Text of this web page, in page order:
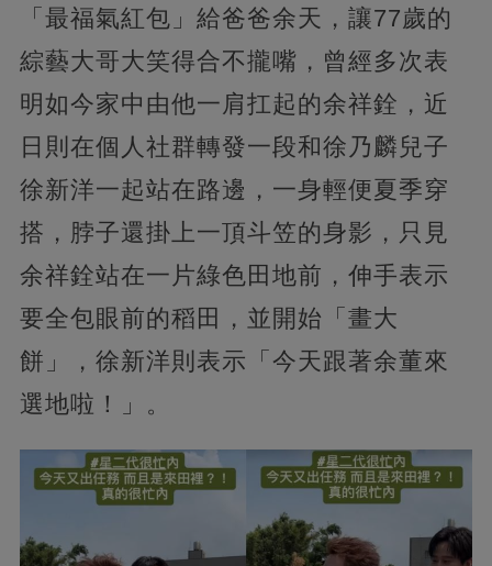
「最福氣紅包」給爸爸余天，讓77歲的
綜藝大哥大笑得合不攏嘴，曾經多次表
明如今家中由他一肩扛起的余祥銓，近
日則在個人社群轉發一段和徐乃麟兒子
徐新洋一起站在路邊，一身輕便夏季穿
搭，脖子還掛上一頂斗笠的身影，只見
余祥銓站在一片綠色田地前，伸手表示
要全包眼前的稻田，並開始「畫大
餅」，徐新洋則表示「今天跟著余董來
選地啦！」。